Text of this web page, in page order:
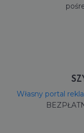
Własny portal